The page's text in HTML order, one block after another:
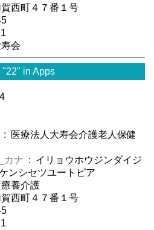
西町４７番１号
会
"22" in Apps
: 医療法人大寿会介護老人保健
カナ : イリョウホウジンダイジ
ンシセツユートピア
養介護
西町４７番１号